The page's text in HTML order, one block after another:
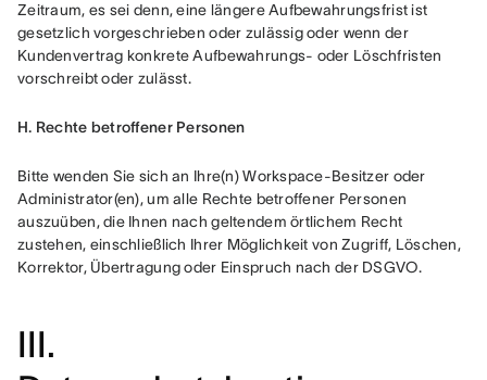
Zeitraum, es sei denn, eine längere Aufbewahrungsfrist ist
gesetzlich vorgeschrieben oder zulässig oder wenn der
Kundenvertrag konkrete Aufbewahrungs- oder Löschfristen
vorschreibt oder zulässt.
H. Rechte betroffener Personen
Bitte wenden Sie sich an Ihre(n) Workspace-Besitzer oder
Administrator(en), um alle Rechte betroffener Personen
auszuüben, die Ihnen nach geltendem örtlichem Recht
zustehen, einschließlich Ihrer Möglichkeit von Zugriff, Löschen,
Korrektor, Übertragung oder Einspruch nach der DSGVO.
III.